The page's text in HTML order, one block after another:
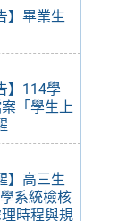
】畢業生
】114學
「學生上
】高三生
系統檢核
時程與規